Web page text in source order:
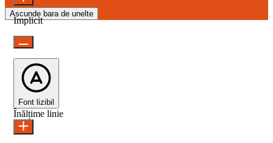
Ascunde bara de unelte
Implicit
Font lizibil
Înălțime linie